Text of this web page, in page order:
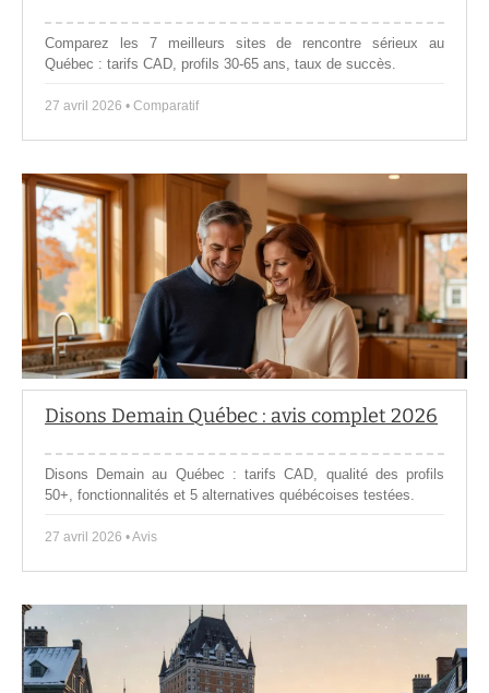
Comparez les 7 meilleurs sites de rencontre sérieux au
Québec : tarifs CAD, profils 30-65 ans, taux de succès.
27 avril 2026 • Comparatif
Disons Demain Québec : avis complet 2026
Disons Demain au Québec : tarifs CAD, qualité des profils
50+, fonctionnalités et 5 alternatives québécoises testées.
27 avril 2026 • Avis